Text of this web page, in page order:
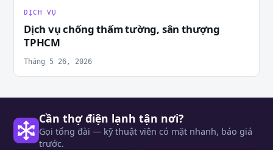
DỊCH VỤ
Dịch vụ chống thấm tường, sân thượng
TPHCM
Tháng 5 26, 2026
Cần thợ điện lạnh tận nơi?
Gọi tổng đài — kỹ thuật viên có mặt nhanh, báo giá
trước.